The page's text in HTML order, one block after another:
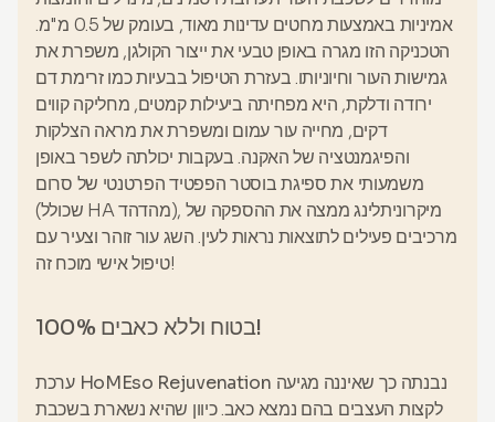
אמיניות באמצעות מחטים עדינות מאוד, בעומק של 0.5 מ"מ.
הטכניקה הזו מגרה באופן טבעי את ייצור הקולגן, משפרת את
גמישות העור וחיוניותו. בעזרת הטיפול בבעיות כמו זרימת דם
ירודה ודלקת, היא מפחיתה ביעילות קמטים, מחליקה קווים
דקים, מחייה עור עמום ומשפרת את מראה הצלקות
והפיגמנטציה של האקנה. בעקבות יכולתה לשפר באופן
משמעותי את ספיגת בוסטר הפפטיד הפרטנטי של סרום
(שכולל HA מהדהד), מיקרוניתלינג ממצה את ההספקה של
מרכיבים פעילים לתוצאות נראות לעין. השג עור זוהר וצעיר עם
טיפול אישי מוכח זה!
100% בטוח וללא כאבים!
ערכת HoMEso Rejuvenation
לקצות העצבים בהם נמצא כאב. כיוון שהיא נשארת בשכבת